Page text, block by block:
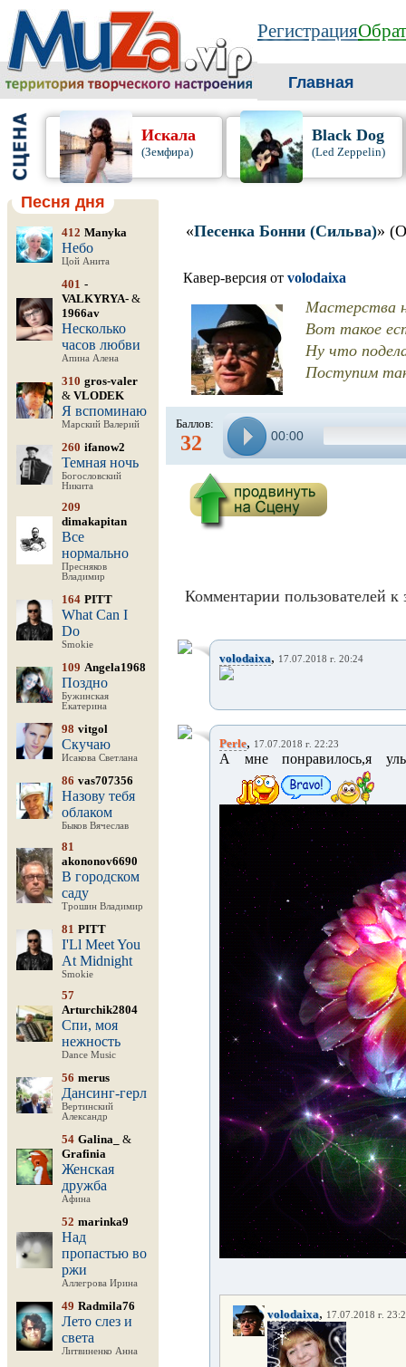
Регистрация
Главная
Искала
(Земфира)
Black Dog
(Led Zeppelin)
Песня дня
412 Manyka
Небо
Цой Анита
401 -
VALKYRYA- &
1966av
Несколько
часов любви
Апина Алена
310 gros-valer
& VLODEK
Я вспоминаю
Марский Валерий
260 ifanow2
Темная ночь
Богословский
Никита
209
dimakapitan
Все
нормально
Пресняков
Владимир
164 PITT
What Can I
Do
Smokie
109 Angela1968
Поздно
Бужинская
Екатерина
98 vitgol
Скучаю
Исакова Светлана
86 vas707356
Назову тебя
облаком
Быков Вячеслав
81
akononov6690
В городском
саду
Трошин Владимир
81 PITT
I'Ll Meet You
At Midnight
Smokie
57
Arturchik2804
Спи, моя
нежность
Dance Music
56 merus
Дансинг-герл
Вертинский
Александр
54 Galina_
&
Grafinia
Женская
дружба
Афина
52 marinka9
Над
пропастью во
ржи
Аллегрова Ирина
49 Radmila76
Лето слез и
света
Литвиненко Анна
«Песенка Бонни (Сильва)»
Кавер-версия от volodaixa
Мастерства
Вот такое
Ну что
Поступим
Баллов:
32 00:00
Комментарии пользователей к
volodaixa, 17.07.2018 г. 20:24
Perle, 17.07.2018 г. 22:23
А мне понравилось,я
volodaixa, 17.07.2018 г.